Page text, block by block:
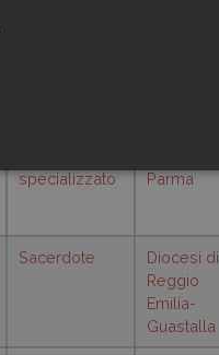
specializzato
Parma
Sacerdote
Diocesi di
Reggio
Emilia-
Guastalla